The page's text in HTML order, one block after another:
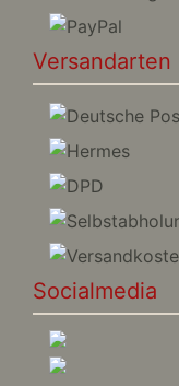
Versandarten
Socialmedia